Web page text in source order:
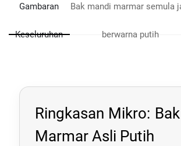
Gambaran
Keseluruhan
Bak mandi marmar semula
berwarna putih
Ringkasan Mikro:
Marmar Asli Putih